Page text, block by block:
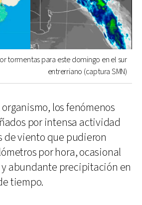
tormentas para este domingo en el sur
entrerriano (captura SMN)
los fenómenos
por intensa actividad
de viento que pudieron
por hora, ocasional
abundante precipitación en
tiempo.